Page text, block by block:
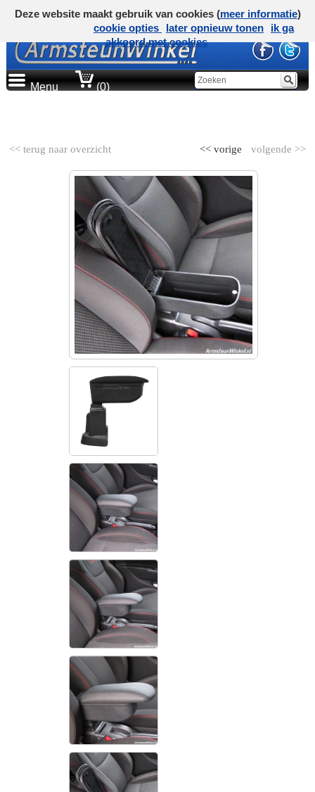
Menu (0)
<< terug naar overzicht volgende >>
<< vorige
Deze website maakt gebruik van cookies (meer informatie)
cookie opties
later opnieuw tonen
ik ga
akkoord met cookies